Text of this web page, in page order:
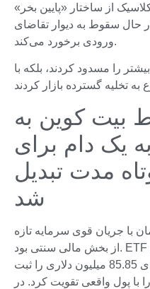
از ساختار «پایین بخر»
حال سقوط به دیوار تقاضای
ورودی برخورد می‌کند.
را مسدود کردند، بلکه با
بیت کوین به
به یک دام برای
مدت تبدیل
شد
با جریان قوی سرمایه تازه
از بخش مالی سنتی بود. ETF های بیت کوین نقدی ایالات متحده
جمعه گذشته جریان خالص ورودی 85.85 میلیون دلاری را ثبت
با پول واقعی تقویت کرد. در